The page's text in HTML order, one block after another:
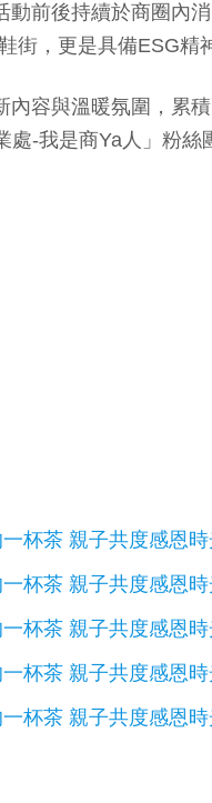
前後持續於商圈內
，更是具備ESG精
容與溫暖氛圍，累
處-我是商Ya人」粉絲